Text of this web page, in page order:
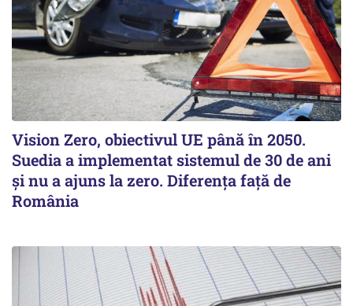
Vision Zero, obiectivul UE până în 2050.
Suedia a implementat sistemul de 30 de ani
şi nu a ajuns la zero. Diferenţa faţă de
România